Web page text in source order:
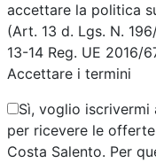
accettare la politica
(Art. 13 d. Lgs. N.
13-14 Reg. UE 2016/
Accettare i termini
Sì, voglio iscrivermi
per ricevere le
Costa Salento. Per